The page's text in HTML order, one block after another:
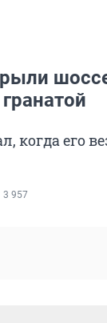
когда его
3 957